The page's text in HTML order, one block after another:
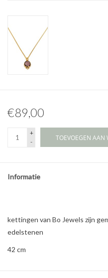
€89,00
+
-
TOEVOEGEN AAN
Informatie
kettingen van Bo Jewels zijn
edelstenen
42 cm